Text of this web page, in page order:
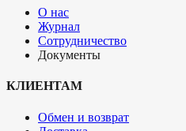
О нас
Журнал
Сотрудничество
Документы
КЛИЕНТАМ
Обмен и возврат